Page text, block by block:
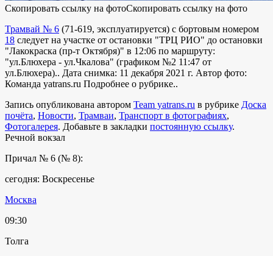
Скопировать ссылку на фотоСкопировать ссылку на фото
Трамвай № 6 (71-619, эксплуатируется) с бортовым номером
18 следует на участке от остановки "ТРЦ РИО" до остановки
"Лакокраска (пр-т Октября)" в 12:06 по маршруту:
"ул.Блюхера - ул.Чкалова" (графиком №2 11:47 от
ул.Блюхера).. Дата снимка: 11 декабря 2021 г. Автор фото:
Команда yatrans.ru Подробнее о рубрике..
Запись опубликована автором Team yatrans.ru в рубрике Доска
почёта, Новости, Трамваи, Транспорт в фотографиях,
Фотогалерея. Добавьте в закладки постоянную ссылку.
Речной вокзал
Причал № 6 (№ 8):
сегодня: Воскресенье
Москва
09:30
Толга